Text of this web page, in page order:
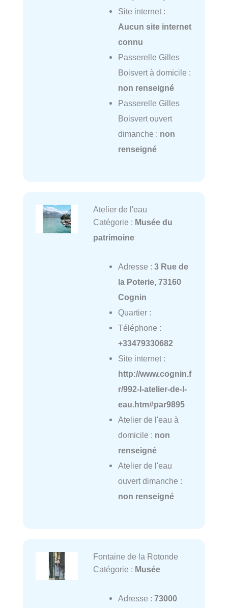
Site internet :
Aucun site internet
connu
Passerelle Gilles
Boisvert à domicile :
non renseigné
Passerelle Gilles
Boisvert ouvert
dimanche : non
renseigné
Atelier de l'eau
Catégorie : Musée du
patrimoine
Adresse : 3 Rue de
la Poterie, 73160
Cognin
Quartier :
Téléphone :
+33479330682
Site internet :
http://www.cognin.f
r/992-l-atelier-de-l-
eau.htm#par9895
Atelier de l'eau à
domicile : non
renseigné
Atelier de l'eau
ouvert dimanche :
non renseigné
Fontaine de la Rotonde
Catégorie : Musée
Adresse : 73000